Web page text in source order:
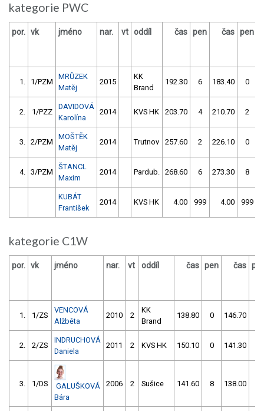
kategorie PWC
por. vk jméno nar. vt oddíl čas pen čas pen
1. 1/PZM
MRŮZEK
Matěj
2015
KK
Brand
192.30 6 183.40 0
2. 1/PZZ
DAVIDOVÁ
Karolína
2014 KVS HK 203.70 4 210.70 2
3. 2/PZM
MOŠTĚK
Matěj
2014 Trutnov 257.60 2 226.10 0
4. 3/PZM
ŠTANCL
Maxim
2014 Pardub. 268.60 6 273.30 8
KUBÁT
František
2014 KVS HK 4.00 999 4.00 999
kategorie C1W
por. vk jméno nar. vt oddíl čas pen čas
1. 1/ZS
VENCOVÁ
Alžběta
2010 2
KK
Brand
138.80 0 146.70
2. 2/ZS
INDRUCHOVÁ
Daniela
2011 2 KVS HK 150.10 0 141.30
3. 1/DS
GALUŠKOVÁ
Bára
2006 2 Sušice 141.60 8 138.00